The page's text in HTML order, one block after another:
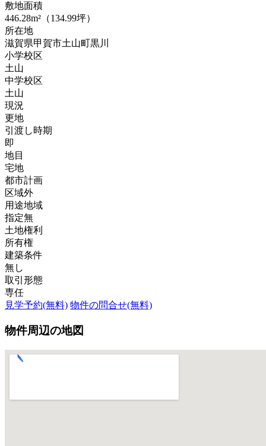
敷地面積
446.28m²（134.99坪）
所在地
滋賀県甲賀市土山町黒川
小学校区
土山
中学校区
土山
現況
更地
引渡し時期
即
地目
宅地
都市計画
区域外
用途地域
指定無
土地権利
所有権
建築条件
無し
取引形態
専任
見学予約(無料) 物件の問合せ(無料)
物件周辺の地図